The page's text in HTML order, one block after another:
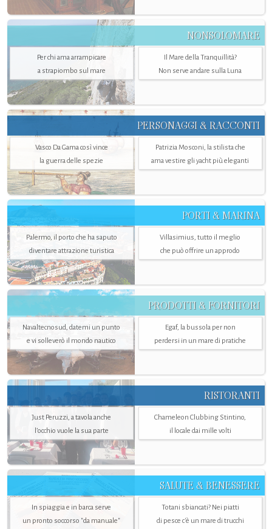
NONSOLOMARE
Per chi ama arrampicare
a strapiombo sul mare
Il Mare della Tranquillità?
Non serve andare sulla Luna
PERSONAGGI & RACCONTI
Vasco Da Gama così vince
la guerra delle spezie
Patrizia Mosconi, la stilista che
ama vestire gli yacht più eleganti
PORTI & MARINA
Palermo, il porto che ha saputo
diventare attrazione turistica
Villasimius, tutto il meglio
che può offrire un approdo
PRODOTTI & FORNITORI
Navaltecnosud, datemi un punto
e vi solleverò il mondo nautico
Egaf, la bussola per non
perdersi in un mare di pratiche
RISTORANTI
Just Peruzzi, a tavola anche
l’occhio vuole la sua parte
Chameleon Clubbing Stintino,
il locale dai mille volti
SALUTE & BENESSERE
In spiaggia e in barca serve
un pronto soccorso "da manuale"
Totani sbiancati? Nei piatti
di pesce c'è un mare di trucchi